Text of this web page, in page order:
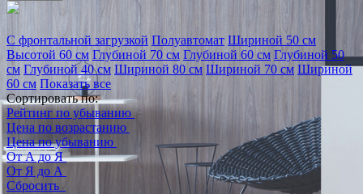
С фронтальной загрузкой Полуавтомат Шириной 50 см
Высотой 60 см Глубиной 70 см Глубиной 60 см Глубиной 50
см Глубиной 40 см Шириной 80 см Шириной 70 см Шириной
60 см Показать все
Сортировать по:
Рейтинг по убыванию
Цена по возрастанию
Цена по убыванию
От А до Я
От Я до А
Сбросить